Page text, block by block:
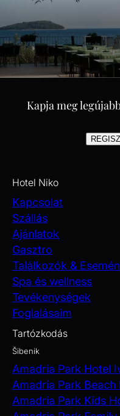
Kapja meg
Hotel Niko
Kapcsolat
Szállás
Ajánlatok
Gasztro
Találkozók &
Spa és wellness
Tevékenységek
Foglalásaim
Tartózkodás
Šibenik
Amadria Park Hotel
Amadria Park Beach
Amadria Park Kids